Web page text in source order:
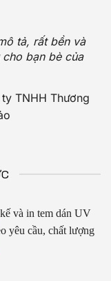
tả, rất bền và
bạn bè của
TNHH Thương